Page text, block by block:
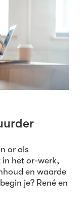
or als
in het or-werk,
en waarde
je? René en